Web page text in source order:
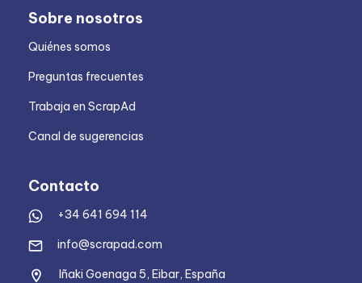
Sobre nosotros
Quiénes somos
Preguntas frecuentes
Trabaja en ScrapAd
Canal de sugerencias
Contacto
+34 641 694 114
info@scrapad.com
Iñaki Goenaga 5, Eibar, España